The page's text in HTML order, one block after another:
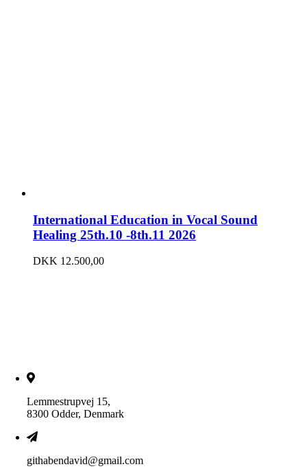
International Education in Vocal Sound
Healing 25th.10 -8th.11 2026
DKK 12.500,00
Lemmestrupvej 15,
8300 Odder, Denmark
githabendavid@gmail.com